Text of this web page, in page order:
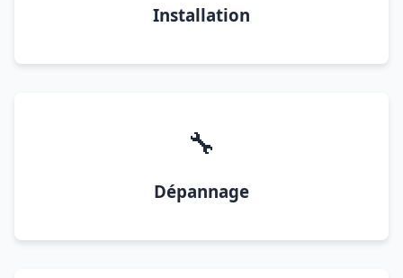
Installation
🔧
Dépannage